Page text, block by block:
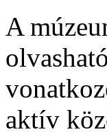
A
aktív